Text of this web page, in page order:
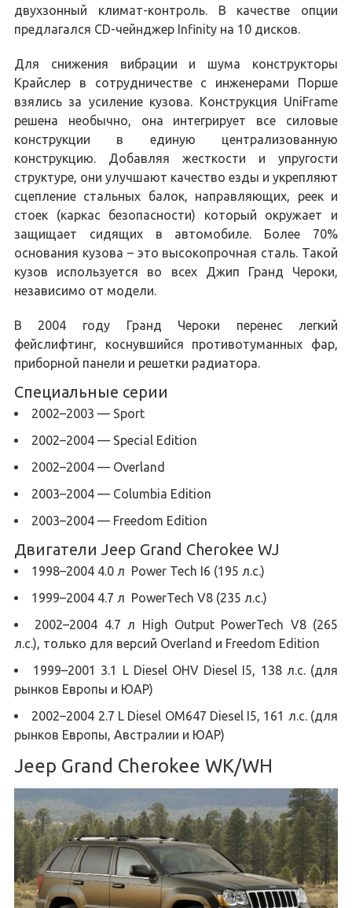
двухзонный климат-контроль. В качестве опции
предлагался CD-чейнджер Infinity на 10 дисков.
Для снижения вибрации и шума конструкторы
Крайслер в сотрудничестве c инженерами Порше
взялись за усиление кузова. Конструкция UniFrame
решена необычно, она интегрирует все силовые
конструкции в единую централизованную
конструкцию. Добавляя жесткости и упругости
структуре, они улучшают качество езды и укрепляют
сцепление стальных балок, направляющих, реек и
стоек (каркас безопасности) который окружает и
защищает сидящих в автомобиле. Более 70%
основания кузова – это высокопрочная сталь. Такой
кузов используется во всех Джип Гранд Чероки,
независимо от модели.
В 2004 году Гранд Чероки перенес легкий
фейслифтинг, коснувшийся противотуманных фар,
приборной панели и решетки радиатора.
Специальные серии
2002–2003 — Sport
2002–2004 — Special Edition
2002–2004 — Overland
2003–2004 — Columbia Edition
2003–2004 — Freedom Edition
Двигатели Jeep Grand Cherokee WJ
1998–2004 4.0 л Power Tech I6 (195 л.с.)
1999–2004 4.7 л PowerTech V8 (235 л.с.)
2002–2004 4.7 л High Output PowerTech V8 (265
л.с.), только для версий Overland и Freedom Edition
1999–2001 3.1 L Diesel OHV Diesel I5, 138 л.с. (для
рынков Европы и ЮАР)
2002–2004 2.7 L Diesel OM647 Diesel I5, 161 л.с. (для
рынков Европы, Австралии и ЮАР)
Jeep Grand Cherokee WK/WH